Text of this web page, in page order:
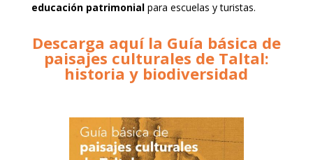
educación patrimonialpara escuelas y turistas.
Descarga aquí la Guía básica de
paisajes culturales de Taltal:
historia y biodiversidad